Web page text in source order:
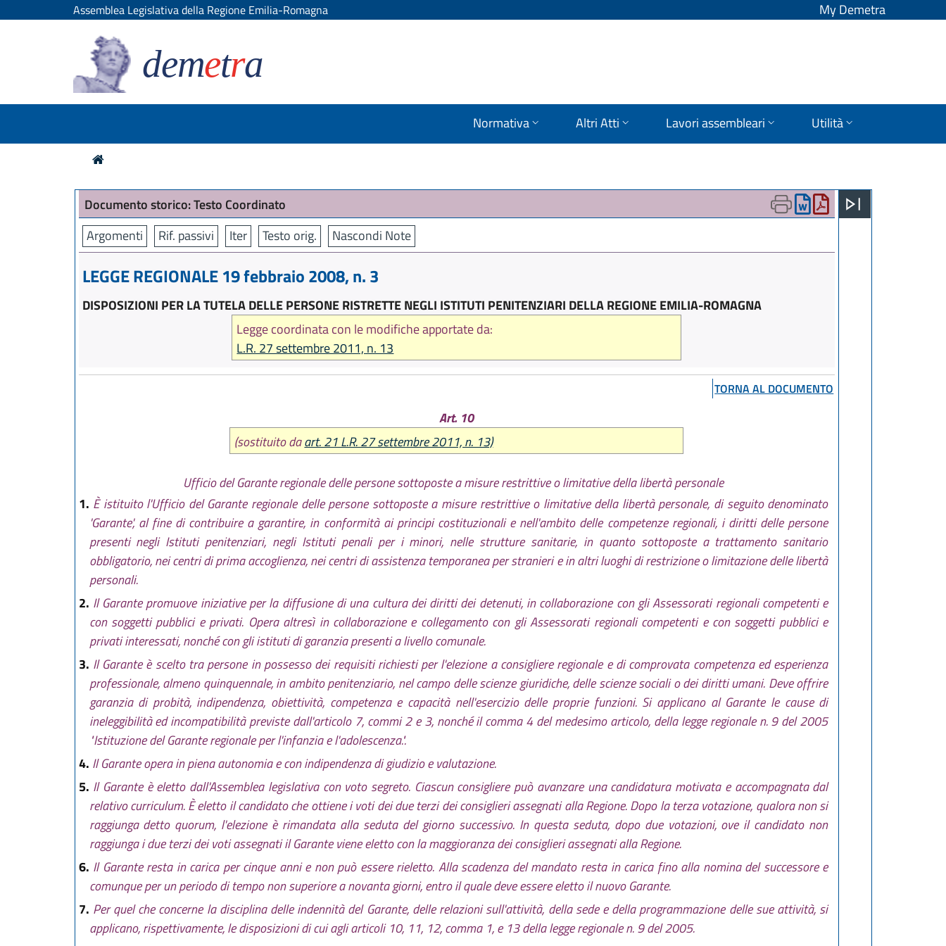
Assemblea Legislativa della Regione Emilia-Romagna My Demetra
demetra
Normativa Altri Atti Lavori assembleari Utilità
Documento storico: Testo Coordinato
Argomenti
Rif. passivi Iter Testo orig. Nascondi Note
LEGGE REGIONALE 19 febbraio 2008, n. 3
DISPOSIZIONI PER LA TUTELA DELLE PERSONE RISTRETTE NEGLI ISTITUTI PENITENZIARI DELLA REGIONE EMILIA-ROMAGNA
Legge coordinata con le modifiche apportate da:
L.R. 27 settembre 2011, n. 13
TORNA AL DOCUMENTO
Art. 10
(sostituito daart. 21 L.R. 27 settembre 2011, n. 13)
Ufficio del Garante regionale delle persone sottoposte a misure restrittive o limitative della libertà personale
1. È istituito l'Ufficio del Garante regionale delle persone sottoposte a misure restrittive o limitative della libertà personale, di seguito denominato
'Garante', al fine di contribuire a garantire, in conformità ai principi costituzionali e nell'ambito delle competenze regionali, i diritti delle persone
presenti negli Istituti penitenziari, negli Istituti penali per i minori, nelle strutture sanitarie, in quanto sottoposte a trattamento sanitario
obbligatorio, nei centri di prima accoglienza, nei centri di assistenza temporanea per stranieri e in altri luoghi di restrizione o limitazione delle libertà
personali.
2. Il Garante promuove iniziative per la diffusione di una cultura dei diritti dei detenuti, in collaborazione con gli Assessorati regionali competenti e
con soggetti pubblici e privati. Opera altresì in collaborazione e collegamento con gli Assessorati regionali competenti e con soggetti pubblici e
privati interessati, nonché con gli istituti di garanzia presenti a livello comunale.
3. Il Garante è scelto tra persone in possesso dei requisiti richiesti per l'elezione a consigliere regionale e di comprovata competenza ed esperienza
professionale, almeno quinquennale, in ambito penitenziario, nel campo delle scienze giuridiche, delle scienze sociali o dei diritti umani. Deve offrire
garanzia di probità, indipendenza, obiettività, competenza e capacità nell'esercizio delle proprie funzioni. Si applicano al Garante le cause di
ineleggibilità ed incompatibilità previste dall'articolo 7, commi 2 e 3, nonché il comma 4 del medesimo articolo, della legge regionale n. 9 del 2005
"Istituzione del Garante regionale per l'infanzia e l'adolescenza.".
4. Il Garante opera in piena autonomia e con indipendenza di giudizio e valutazione.
5. Il Garante è eletto dall'Assemblea legislativa con voto segreto. Ciascun consigliere può avanzare una candidatura motivata e accompagnata dal
relativo curriculum. È eletto il candidato che ottiene i voti dei due terzi dei consiglieri assegnati alla Regione. Dopo la terza votazione, qualora non si
raggiunga detto quorum, l'elezione è rimandata alla seduta del giorno successivo. In questa seduta, dopo due votazioni, ove il candidato non
raggiunga i due terzi dei voti assegnati il Garante viene eletto con la maggioranza dei consiglieri assegnati alla Regione.
6. Il Garante resta in carica per cinque anni e non può essere rieletto. Alla scadenza del mandato resta in carica fino alla nomina del successore e
comunque per un periodo di tempo non superiore a novanta giorni, entro il quale deve essere eletto il nuovo Garante.
7. Per quel che concerne la disciplina delle indennità del Garante, delle relazioni sull'attività, della sede e della programmazione delle sue attività, si
applicano, rispettivamente, le disposizioni di cui agli articoli 10, 11, 12, comma 1, e 13 della legge regionale n. 9 del 2005.